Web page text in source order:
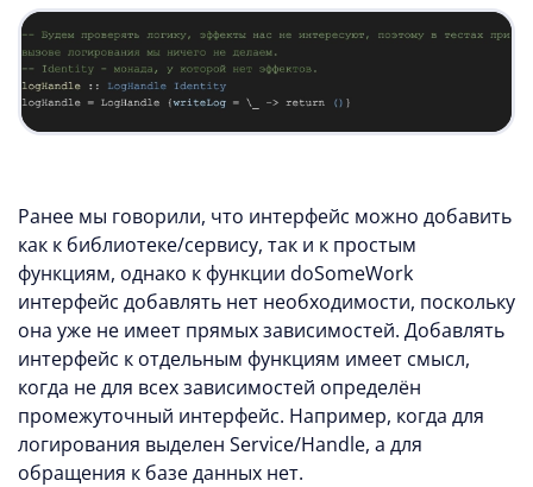
Ранее мы говорили, что интерфейс можно добавить
как к библиотеке/сервису, так и к простым
функциям, однако к функции doSomeWork
интерфейс добавлять нет необходимости, поскольку
она уже не имеет прямых зависимостей. Добавлять
интерфейс к отдельным функциям имеет смысл,
когда не для всех зависимостей определён
промежуточный интерфейс. Например, когда для
логирования выделен Service/Handle, а для
обращения к базе данных нет.